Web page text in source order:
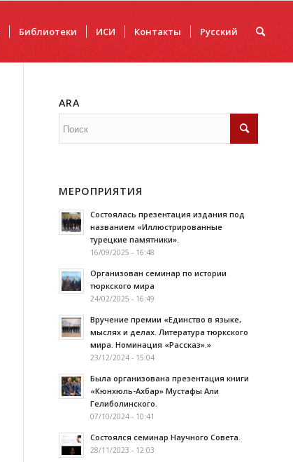
Библиотеки ИCИ Контакты Русский
ARA
МЕРОПРИЯТИЯ
Состоялась презентация издания под
названием «Иллюстрированные
турецкие памятники».
16/09/2025 - 16:48
Организован семинар по истории
тюркского мира
24/02/2025 - 16:49
Вручение премии «Единство в языке,
мыслях и делах. Литература тюркского
мира. Номинация «Рассказ».»
23/12/2024 - 15:04
Была организована презентация книги
«Кюнхюль-Ахбар» Мустафы Али
Гелиболинского.
07/10/2024 - 10:41
Состоялся семинар Научного Совета.
28/11/2023 - 12:03